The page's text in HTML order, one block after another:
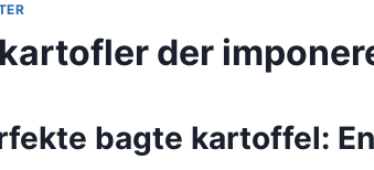
der
bagte kartoffel: